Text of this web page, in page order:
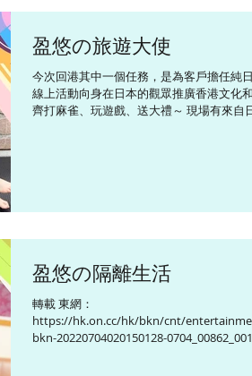
盈悠の旅遊大使
今次回港其中一個任務，是為客戶擔任純日
線上活動向身在日本的觀眾推廣香港文化和
齊打麻雀、玩遊戲、送大禮～ 現場有來自
盈悠の隔離生活
轉載 東網：
https://hk.on.cc/hk/bkn/cnt/
bkn-20220704020150128-